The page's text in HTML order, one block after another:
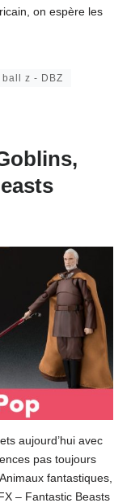
on espère les
z - DBZ
aujourd’hui avec
pas toujours
fantastiques,
– Fantastic Beasts